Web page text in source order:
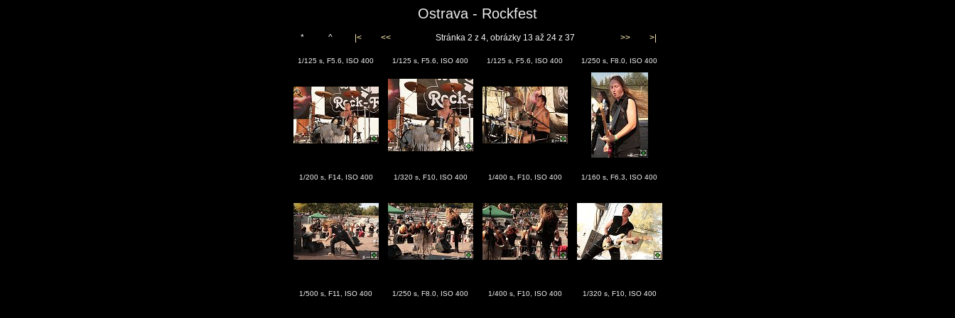
Ostrava - Rockfest
* ^ |< << Stránka 2 z 4, obrázky 13 až 24 z 37 >> >|
1/125 s, F5.6, ISO 400 1/125 s, F5.6, ISO 400 1/125 s, F5.6, ISO 400 1/250 s, F8.0, ISO 400
1/200 s, F14, ISO 400 1/320 s, F10, ISO 400 1/400 s, F10, ISO 400 1/160 s, F6.3, ISO 400
1/500 s, F11, ISO 400 1/250 s, F8.0, ISO 400 1/400 s, F10, ISO 400 1/320 s, F10, ISO 400